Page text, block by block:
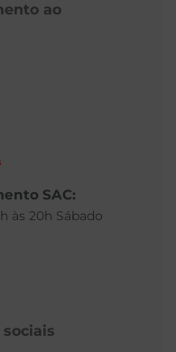
ao
SAC:
às 20h Sábado